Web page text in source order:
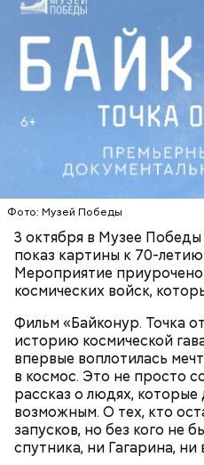
Фото: Музей Победы
3 октября в Музее
показ картины к 70-
Мероприятие
космических войск,
Фильм «Байконур. Точка
историю космической
впервые воплотилась
в космос. Это не просто
рассказ о людях,
возможным. О тех, кто
запусков, но без кого не
спутника, ни Гагарина,
Кто может
Карта маршрута
Фото: Пресс-служба ЦОДД
Обеспечение
безопасности
Дом Грибоедова
В романе «Мастер и
литераторов МАССОЛИТ,
Михаил Берлиоз,
старинном доме.
Тверском бульваре, 25. В
несколько литературных
Российская ассоциация
Московская ассоциация
Сегодня здесь
институт имени Максима